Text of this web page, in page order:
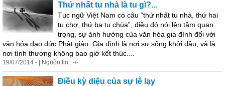
Thứ nhất tu nhà là tu gì?...
Tục ngữ Việt Nam có câu “thứ nhất tu nhà, thứ hai
tu chợ, thứ ba tu chùa”, điều đó nói lên tầm quan
trọng, sự ảnh hưởng của văn hóa gia đình đối với
văn hóa đạo đức Phật giáo. Gia đình là nơi sự sống khởi đầu, và là
nơi tình thương không bao giờ kết thúc....
19/07/2014 - | Nguồn tin : -/-
Điều kỳ diệu của sự lễ lạy